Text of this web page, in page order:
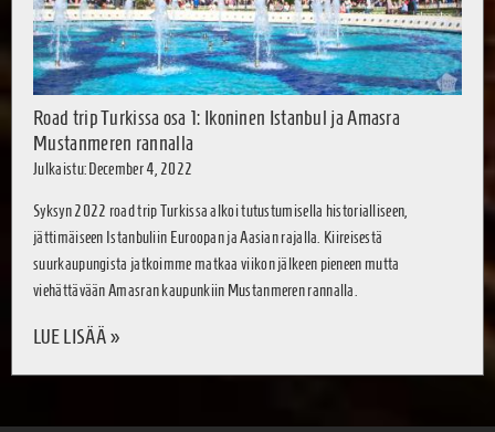
Road trip Turkissa osa 1: Ikoninen Istanbul ja Amasra
Mustanmeren rannalla
Julkaistu: December 4, 2022
Syksyn 2022 road trip Turkissa alkoi tutustumisella historialliseen,
jättimäiseen Istanbuliin Euroopan ja Aasian rajalla. Kiireisestä
suurkaupungista jatkoimme matkaa viikon jälkeen pieneen mutta
viehättävään Amasran kaupunkiin Mustanmeren rannalla.
LUE LISÄÄ »